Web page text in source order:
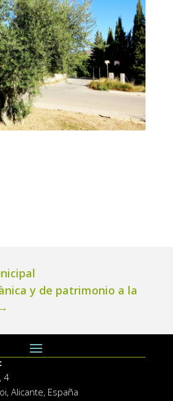
y de patrimonio a la
4
Alicante, España